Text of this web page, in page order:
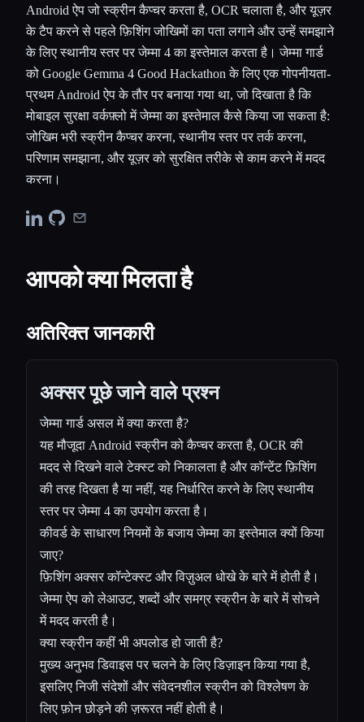
Android ऐप जो स्क्रीन कैप्चर करता है, OCR चलाता है, और यूज़र
के टैप करने से पहले फ़िशिंग जोखिमों का पता लगाने और उन्हें समझाने
के लिए स्थानीय स्तर पर जेम्मा 4 का इस्तेमाल करता है। जेम्मा गार्ड
को Google Gemma 4 Good Hackathon के लिए एक गोपनीयता-
प्रथम Android ऐप के तौर पर बनाया गया था, जो दिखाता है कि
मोबाइल सुरक्षा वर्कफ़्लो में जेम्मा का इस्तेमाल कैसे किया जा सकता है:
जोखिम भरी स्क्रीन कैप्चर करना, स्थानीय स्तर पर तर्क करना,
परिणाम समझाना, और यूज़र को सुरक्षित तरीके से काम करने में मदद
करना।
आपको क्या मिलता है
अतिरिक्त जानकारी
अक्सर पूछे जाने वाले प्रश्न
जेम्मा गार्ड असल में क्या करता है?
यह मौजूदा Android स्क्रीन को कैप्चर करता है, OCR की
मदद से दिखने वाले टेक्स्ट को निकालता है और कॉन्टेंट फ़िशिंग
की तरह दिखता है या नहीं, यह निर्धारित करने के लिए स्थानीय
स्तर पर जेम्मा 4 का उपयोग करता है।
कीवर्ड के साधारण नियमों के बजाय जेम्मा का इस्तेमाल क्यों किया
जाए?
फ़िशिंग अक्सर कॉन्टेक्स्ट और विज़ुअल धोखे के बारे में होती है।
जेम्मा ऐप को लेआउट, शब्दों और समग्र स्क्रीन के बारे में सोचने
में मदद करती है।
क्या स्क्रीन कहीं भी अपलोड हो जाती है?
मुख्य अनुभव डिवाइस पर चलने के लिए डिज़ाइन किया गया है,
इसलिए निजी संदेशों और संवेदनशील स्क्रीन को विश्लेषण के
लिए फ़ोन छोड़ने की ज़रूरत नहीं होती है।